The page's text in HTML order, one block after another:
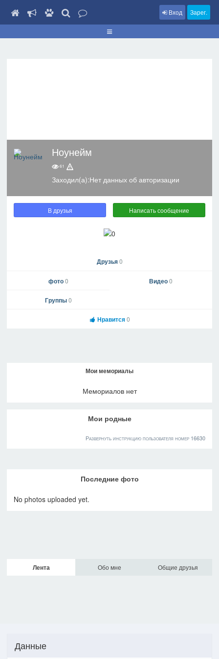
Вход Зарег.
Ноунейм
61
Заходил(а):Нет данных об авторизации
В друзья Написать сообщение
Друзья0
фото0 Видео0
Группы0
Нравится0
Мои мемориалы
Мемориалов нет
Мои родные
Развернуть инструкцию пользователя номер 16630
Последние фото
No photos uploaded yet.
Лента Обо мне Общие друзья
Данные